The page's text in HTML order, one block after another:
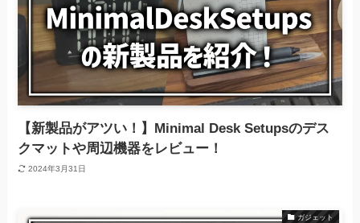
【新製品がアツい！】Minimal Desk Setupsのデス
クマットや周辺機器をレビュー！
2024年3月31日
ガジェット